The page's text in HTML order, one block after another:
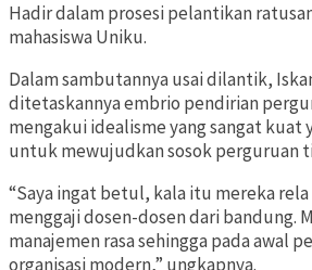
Hadir dalam prosesi pelantikan
mahasiswa Uniku.
Dalam sambutannya usai dilantik,
ditetaskannya embrio pendirian
mengakui idealisme yang sangat
untuk mewujudkan sosok perguruan
“Saya ingat betul, kala itu mereka
menggaji dosen-dosen dari bandung.
manajemen rasa sehingga pada awal
organisasi modern,” ungkapnya.